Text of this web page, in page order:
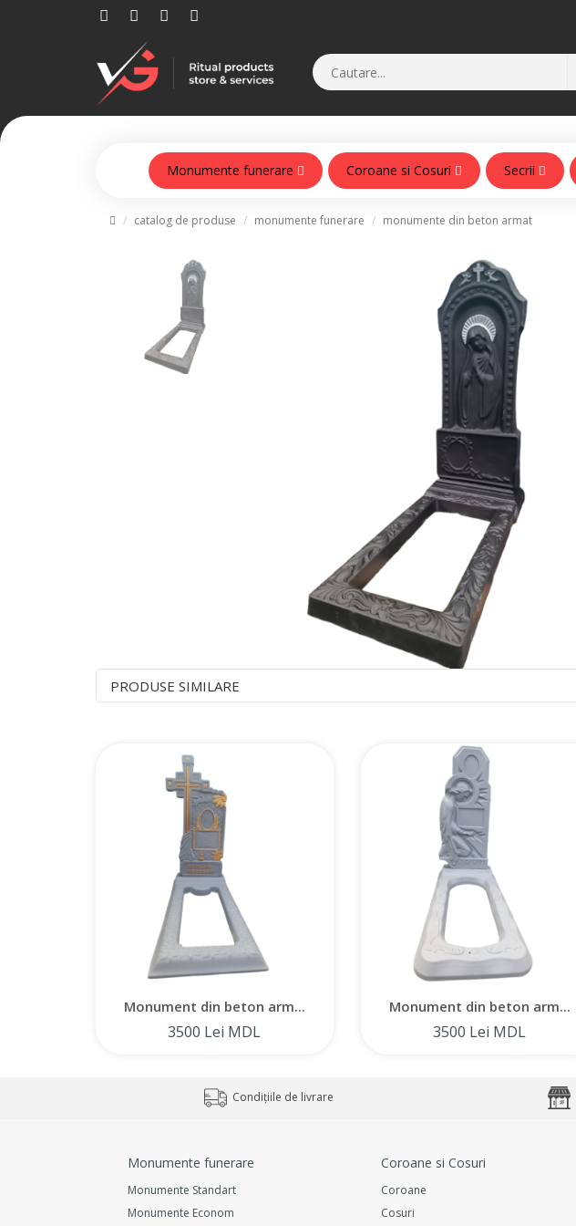
Monumente funerare Coroane si Cosuri Secrii
catalog de produse monumente funerare monumente din beton armat
PRODUSE SIMILARE
Monument din beton arm...
3500 Lei MDL
Monument din beton arm...
3500 Lei MDL
Condițiile de livrare
Monumente funerare
Monumente Standart
Monumente Econom
Coroane si Cosuri
Coroane
Cosuri